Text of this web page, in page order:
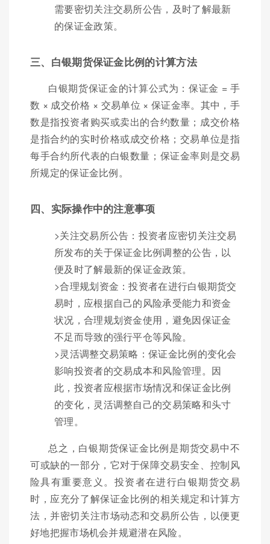
需要密切关注交易所公告，及时了解最新
的保证金政策。
三、白银期货保证金比例的计算方法
白银期货保证金的计算公式为：保证金 = 手
数 × 成交价格 × 交易单位 × 保证金率。其中，手
数是指投资者购买或卖出的合约数量；成交价格
是指合约的实时价格或成交价格；交易单位是指
每手合约所代表的白银数量；保证金率则是交易
所规定的保证金比例。
四、实际操作中的注意事项
>关注交易所公告：投资者应密切关注交易
所发布的关于保证金比例调整的公告，以
便及时了解最新的保证金政策。
>合理规划资金：投资者在进行白银期货交
易时，应根据自己的风险承受能力和资金
状况，合理规划资金使用，避免因保证金
不足而导致的强行平仓等风险。
>灵活调整交易策略：保证金比例的变化会
影响投资者的交易成本和风险管理。因
此，投资者应根据市场情况和保证金比例
的变化，灵活调整自己的交易策略和头寸
管理。
总之，白银期货保证金比例是期货交易中不
可或缺的一部分，它对于保障交易安全、控制风
险具有重要意义。投资者在进行白银期货交易
时，应充分了解保证金比例的相关规定和计算方
法，并密切关注市场动态和交易所公告，以便更
好地把握市场机会并规避潜在风险。